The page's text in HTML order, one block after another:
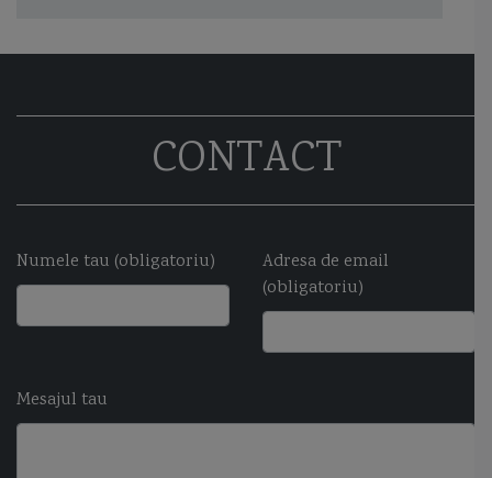
CONTACT
Numele tau (obligatoriu)
Adresa de email
(obligatoriu)
Mesajul tau